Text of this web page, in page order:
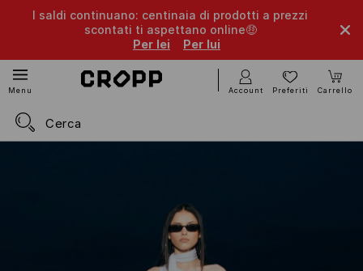
I saldi continuano: centinaia di prodotti a prezzi
scontati ti aspettano online🤑
Per lei
Per lui
Menu Account Preferiti Carrello